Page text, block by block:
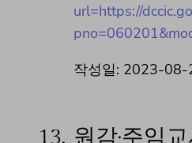
url=https://
작성일: 2023-
13. 원감·주임